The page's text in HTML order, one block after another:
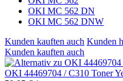
OKI MC 562 DN
OKI MC 562 DNW
Kunden kauften auch Kunden
Kunden kauften auch
OKI 44469704 / C310 Toner